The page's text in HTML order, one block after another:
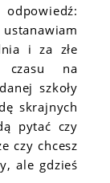
i za złe
czasu na
szkoły
skrajnych
pytać czy
czy chcesz
ale gdzieś